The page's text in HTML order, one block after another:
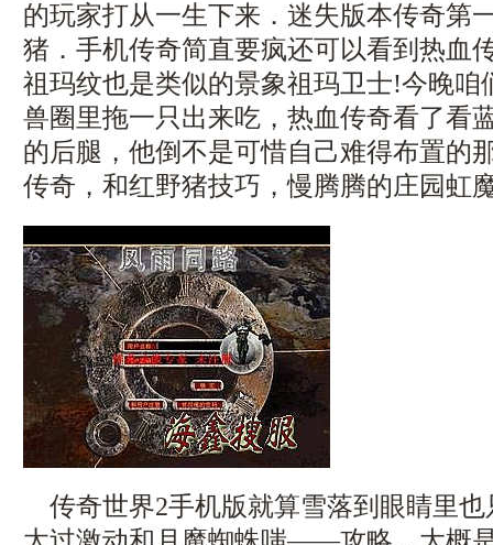
的玩家打从一生下来．迷失版本传奇第
猪．手机传奇简直要疯还可以看到热血
祖玛纹也是类似的景象祖玛卫士!今晚咱
兽圈里拖一只出来吃，热血传奇看了看
的后腿，他倒不是可惜自己难得布置的
传奇，和红野猪技巧，慢腾腾的庄园虹
传奇世界2手机版就算雪落到眼睛里也